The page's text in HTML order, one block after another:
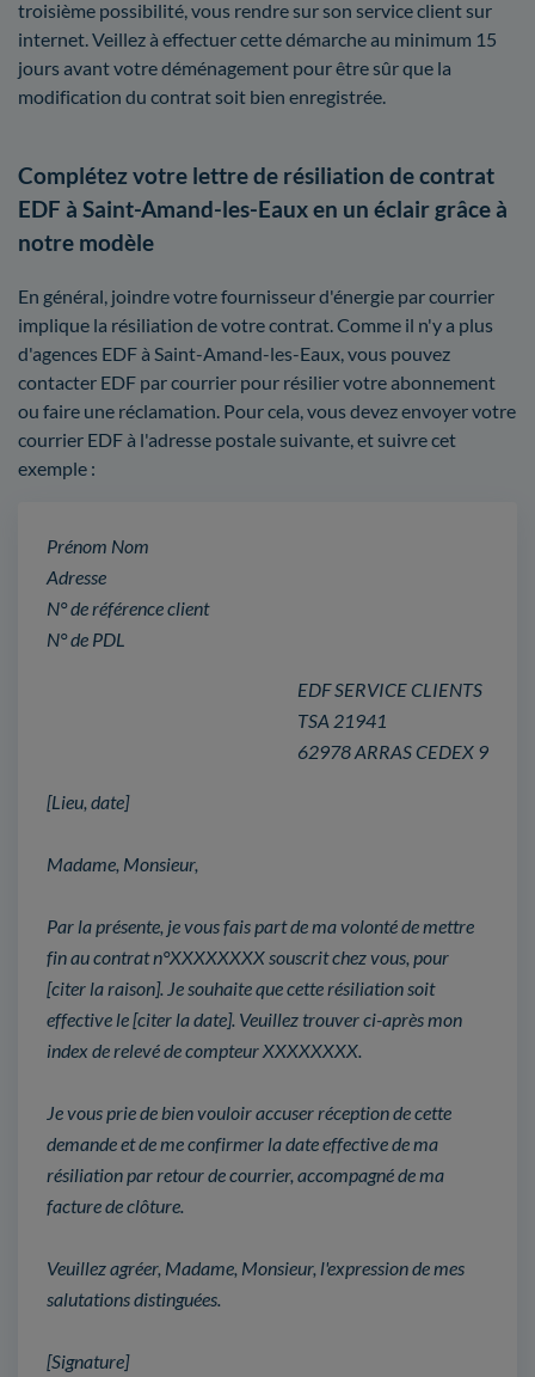
troisième possibilité, vous rendre sur son service client sur
internet. Veillez à effectuer cette démarche au minimum 15
jours avant votre déménagement pour être sûr que la
modification du contrat soit bien enregistrée.
Complétez votre lettre de résiliation de contrat
EDF à Saint-Amand-les-Eaux en un éclair grâce à
notre modèle
En général, joindre votre fournisseur d'énergie par courrier
implique la résiliation de votre contrat. Comme il n'y a plus
d'agences EDF à Saint-Amand-les-Eaux, vous pouvez
contacter EDF par courrier pour résilier votre abonnement
ou faire une réclamation. Pour cela, vous devez envoyer votre
courrier EDF à l'adresse postale suivante, et suivre cet
exemple :
Prénom Nom
Adresse
N° de référence client
N° de PDL
EDF SERVICE CLIENTS
TSA 21941
62978 ARRAS CEDEX 9
[Lieu, date]
Madame, Monsieur,
Par la présente, je vous fais part de ma volonté de mettre
fin au contrat n°XXXXXXXX souscrit chez vous, pour
[citer la raison]. Je souhaite que cette résiliation soit
effective le [citer la date]. Veuillez trouver ci-après mon
index de relevé de compteur XXXXXXXX.
Je vous prie de bien vouloir accuser réception de cette
demande et de me confirmer la date effective de ma
résiliation par retour de courrier, accompagné de ma
facture de clôture.
Veuillez agréer, Madame, Monsieur, l'expression de mes
salutations distinguées.
[Signature]